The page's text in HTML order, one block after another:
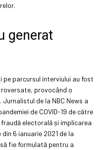
generat
pe parcursul interviului au fost
provocând o
de la NBC News a
de COVID-19 de către
electorală și implicarea
6 ianuarie 2021 de la
fie formulată pentru a